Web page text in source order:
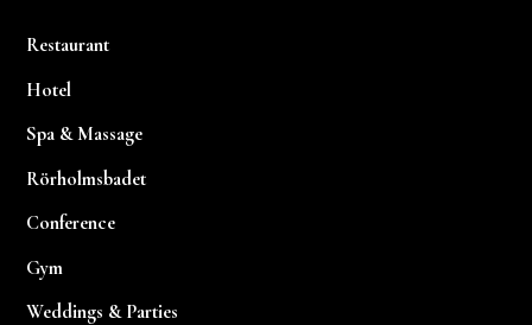
Restaurant
Hotel
Spa & Massage
Rörholmsbadet
Conference
Gym
Weddings & Parties